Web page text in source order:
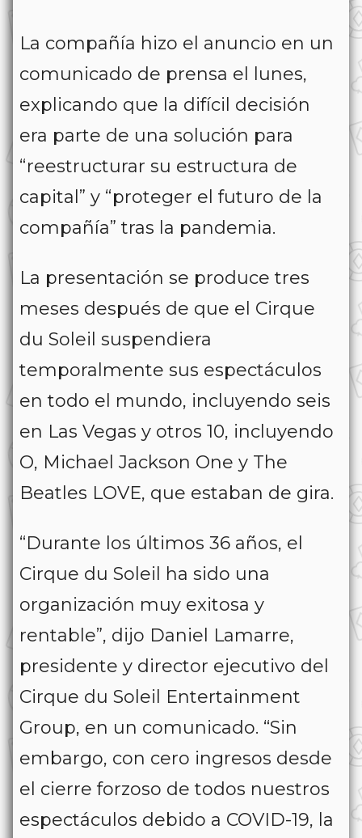
La compañía hizo el anuncio en un
comunicado de prensa el lunes,
explicando que la difícil decisión
era parte de una solución para
“reestructurar su estructura de
capital” y “proteger el futuro de la
compañía” tras la pandemia.
La presentación se produce tres
meses después de que el Cirque
du Soleil suspendiera
temporalmente sus espectáculos
en todo el mundo, incluyendo seis
en Las Vegas y otros 10, incluyendo
O, Michael Jackson One y The
Beatles LOVE, que estaban de gira.
“Durante los últimos 36 años, el
Cirque du Soleil ha sido una
organización muy exitosa y
rentable”, dijo Daniel Lamarre,
presidente y director ejecutivo del
Cirque du Soleil Entertainment
Group, en un comunicado. “Sin
embargo, con cero ingresos desde
el cierre forzoso de todos nuestros
espectáculos debido a COVID-19, la